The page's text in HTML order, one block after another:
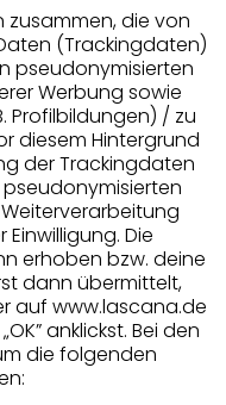
zusammen, die von
(Trackingdaten)
pseudonymisierten
Werbung sowie
Profilbildungen) / zu
diesem Hintergrund
der Trackingdaten
Die
erhoben bzw. deine
dann übermittelt,
auf www.lascana.de
anklickst. Bei den
die folgenden